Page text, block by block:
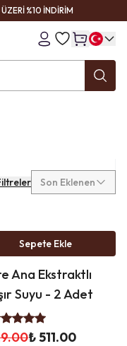
%10 İNDİRİM
Son Eklenen
Sepete Ekle
Ana Ekstraktlı
Suyu - 2 Adet
₺ 511.00